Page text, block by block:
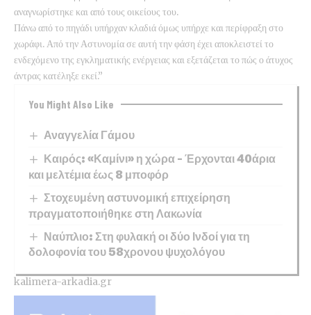
αναγνωρίστηκε και από τους οικείους του.
Πάνω από το πηγάδι υπήρχαν κλαδιά όμως υπήρχε και περίφραξη στο
χωράφι. Από την Αστυνομία σε αυτή την φάση έχει αποκλειστεί το
ενδεχόμενο της εγκληματικής ενέργειας και εξετάζεται το πώς ο άτυχος
άντρας κατέληξε εκεί.”
You Might Also Like
Αναγγελία Γάμου
Καιρός: «Καμίνι» η χώρα – Έρχονται 40άρια
και μελτέμια έως 8 μποφόρ
Στοχευμένη αστυνομική επιχείρηση
πραγματοποιήθηκε στη Λακωνία
Ναύπλιο: Στη φυλακή οι δύο Ινδοί για τη
δολοφονία του 58χρονου ψυχολόγου
kalimera-arkadia.gr